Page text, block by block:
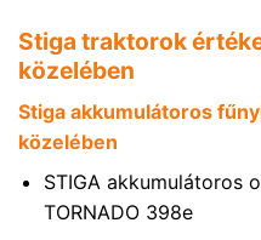
Stiga traktorok
közelében
Stiga akkumulátoros
közelében
STIGA akkumulátoros
TORNADO 398e